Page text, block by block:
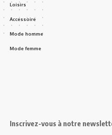
Loisirs
Accessoire
Mode homme
Mode femme
Inscrivez-vous à notre